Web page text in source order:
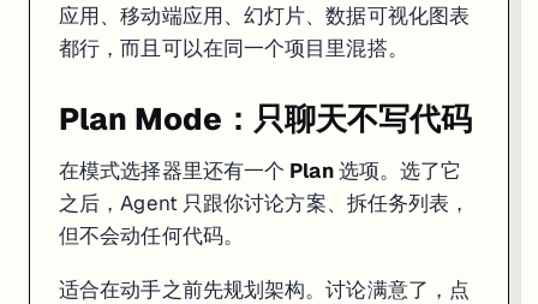
应用、移动端应用、幻灯片、数据可视化图表
都行，而且可以在同一个项目里混搭。
Plan Mode：只聊天不写代码
在模式选择器里还有一个 Plan选项。选了它
之后，Agent 只跟你讨论方案、拆任务列表，
但不会动任何代码。
适合在动手之前先规划架构。讨论满意了，点